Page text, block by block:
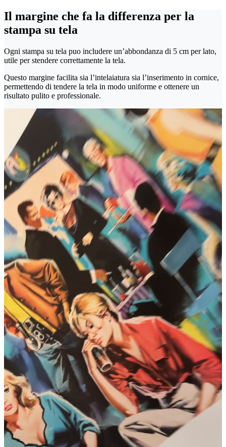
Il margine che fa la differenza per la
stampa su tela
Ogni stampa su tela puo includere un’abbondanza di 5 cm per lato,
utile per stendere correttamente la tela.
Questo margine facilita sia l’intelaiatura sia l’inserimento in cornice,
permettendo di tendere la tela in modo uniforme e ottenere un
risultato pulito e professionale.